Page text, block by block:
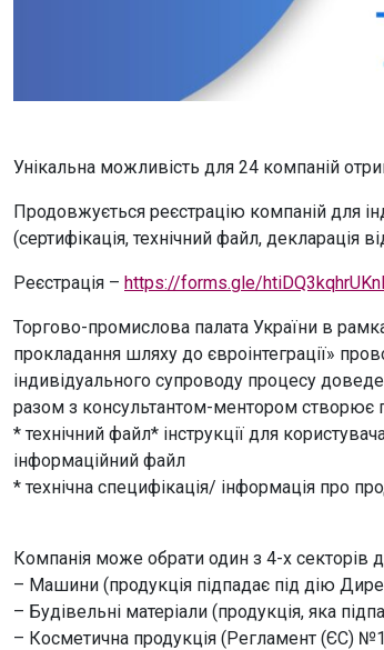
Унікальна можливість для 24 компаній
Продовжується реєстрацію компаній для
(сертифікація, технічний файл, декларація
Реєстрація – https://forms.gle/
Торгово-промислова палата України в
прокладання шляху до євроінтеграції»
індивідуального супроводу процесу
разом з консультантом-ментором створює
* технічний файл* інструкції для
інформаційний файл
* технічна специфікація/ інформація про
Компанія може обрати один з 4-х секторів
– Машини (продукція підпадає під дію
– Будівельні матеріали (продукція, яка
– Косметична продукція (Регламент (ЄС)